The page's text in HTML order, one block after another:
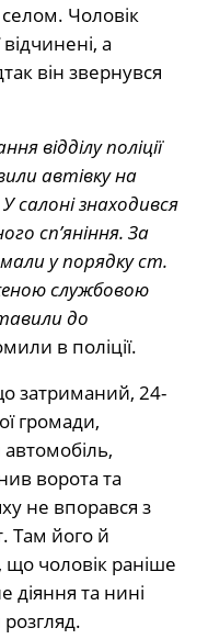
Чоловік
а
він звернувся
відділу поліції
автівку на
салоні знаходився
сп’яніння. За
у порядку ст.
службовою
до
в поліції.
затриманий, 24-
громади,
ворота та
не впорався з
Там його й
що чоловік раніше
діяння та нині